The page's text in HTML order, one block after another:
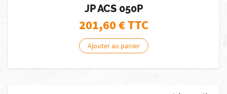
JP ACS 050P
201,60€ TTC
Ajouter au panier